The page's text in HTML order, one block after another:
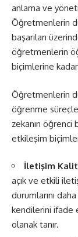
anlama ve
Öğretmenlerin
başarıları
öğretmenlerin
biçimlerine
Öğretmenlerin
öğrenme
zekanın öğrenci
etkileşim
İletişim
açık ve etkili
durumlarını
kendilerini ifade
olanak tanır.